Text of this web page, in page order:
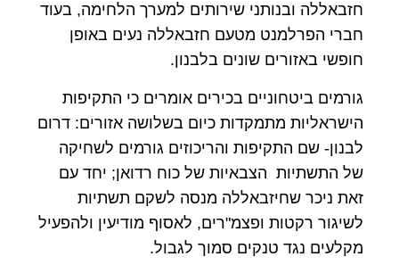
חזבאללה ובנותני שירותים למערך הלחימה, בעוד
חברי הפרלמנט מטעם חזבאללה נעים באופן
חופשי באזורים שונים בלבנון.
גורמים ביטחוניים בכירים אומרים כי התקיפות
הישראליות מתמקדות כיום בשלושה אזורים: דרום
לבנון- שם התקיפות והריכוזים גורמים לשחיקה
של התשתיות הצבאיות של כוח רדואן; יחד עם
זאת ניכר שחיזבאללה מנסה לשקם תשתיות
לשיגור רקטות ופצמ"רים, לאסוף מודיעין ולהפעיל
מקלעים נגד טנקים סמוך לגבול.